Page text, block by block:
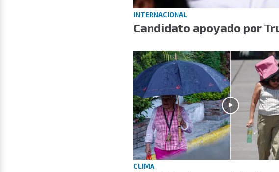
INTERNACIONAL
Candidato apoyado por
CLIMA